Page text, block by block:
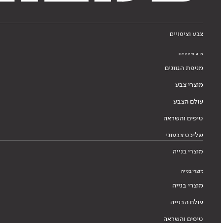
צבע וציפויים
צבע וציפויים
מניפת הגוונים
מוצרי צבע
עולם הצבע
טיפים והשראה
שליכט צבעוני
מוצרי בנייה
מוצרי בנייה
מוצרי בנייה
עולם הבנייה
טיפים והשראה